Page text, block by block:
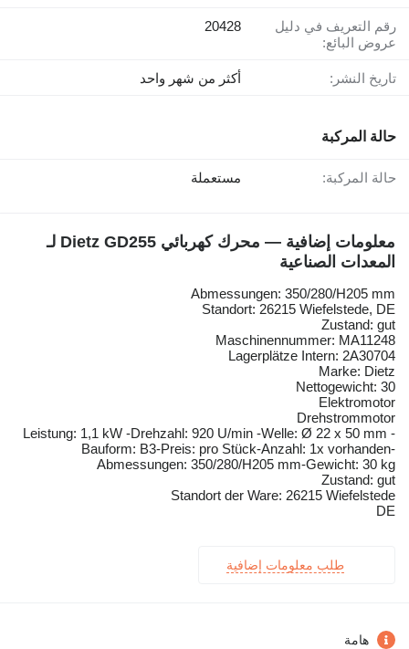
رقم التعريف في دليل
عروض البائع:
20428
تاريخ النشر: أكثر من شهر واحد
حالة المركبة
حالة المركبة: مستعملة
معلومات إضافية — محرك كهربائي Dietz GD255 لـ
المعدات الصناعية
Abmessungen: 350/280/H205 mm
Standort: 26215 Wiefelstede, DE
Zustand: gut
Maschinennummer: MA11248
Lagerplätze Intern: 2A30704
Marke: Dietz
Nettogewicht: 30
Elektromotor
Drehstrommotor
Leistung: 1,1 kW -Drehzahl: 920 U/min -Welle: Ø 22 x 50 mm -
Bauform: B3-Preis: pro Stück-Anzahl: 1x vorhanden-
Abmessungen: 350/280/H205 mm-Gewicht: 30 kg
Zustand: gut
Standort der Ware: 26215 Wiefelstede
DE
طلب معلومات إضافية
هامة